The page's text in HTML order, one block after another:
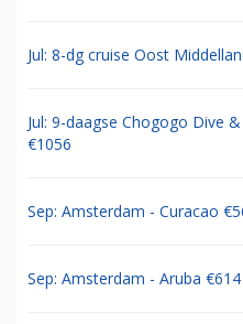
Jul: 8-dg cruise Oost
Jul: 9-daagse Chogogo Dive
€1056
Sep: Amsterdam - Curacao
Sep: Amsterdam - Aruba €614